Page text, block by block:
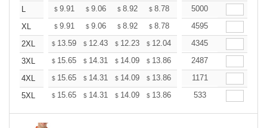
L
$ 9.91 $ 9.06 $ 8.92 $ 8.78 8.64
5000
XL
$ 9.91 $ 9.06 $ 8.92 $ 8.78 8.64
4595
2XL
$ 13.59 $ 12.43 $ 12.23 $ 12.04 11.85
4345
3XL
$ 15.65 $ 14.31 $ 14.09 $ 13.86 13.64
2487
4XL
$ 15.65 $ 14.31 $ 14.09 $ 13.86 13.64
1171
5XL
$ 15.65 $ 14.31 $ 14.09 $ 13.86 13.64
533